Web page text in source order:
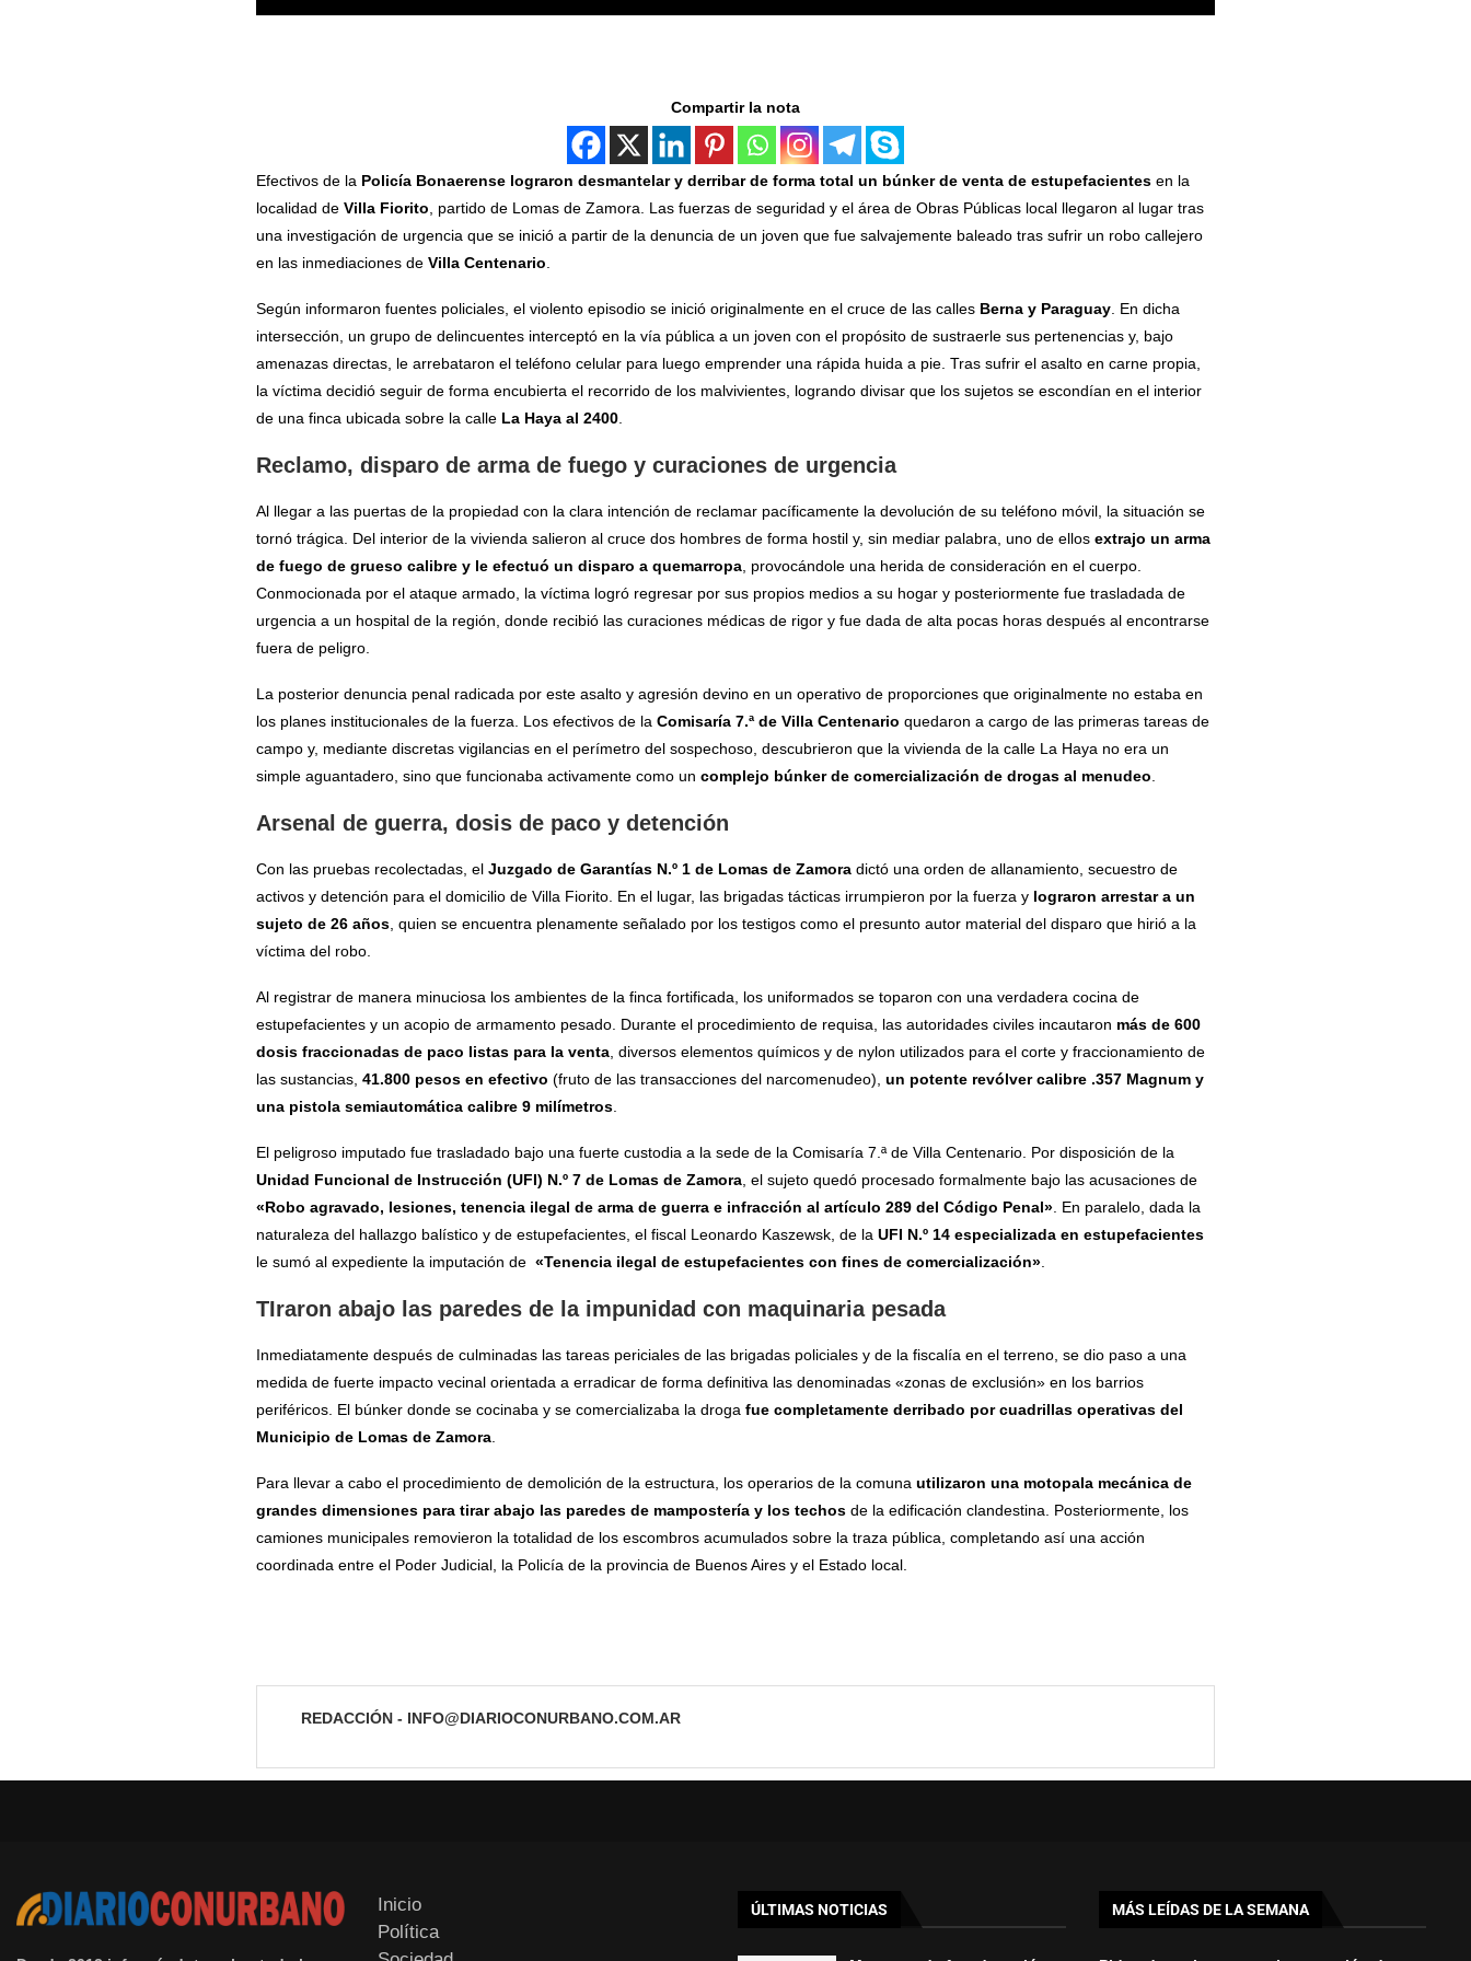
Compartir la nota
Efectivos de la Policía Bonaerense lograron desmantelar y derribar de forma total un búnker de venta de estupefacientesen la
localidad de Villa Fiorito , partido de Lomas de Zamora. Las fuerzas de seguridad y el área de Obras Públicas local llegaron al lugar tras
una investigación de urgencia que se inició a partir de la denuncia de un joven que fue salvajemente baleado tras sufrir un robo callejero
en las inmediaciones de Villa Centenario
Según informaron fuentes policiales, el violento episodio se inició originalmente en el cruce de las calles Berna y Paraguay. En dicha
intersección, un grupo de delincuentes interceptó en la vía pública a un joven con el propósito de sustraerle sus pertenencias y, bajo
amenazas directas, le arrebataron el teléfono celular para luego emprender una rápida huida a pie. Tras sufrir el asalto en carne propia,
la víctima decidió seguir de forma encubierta el recorrido de los malvivientes, logrando divisar que los sujetos se escondían en el interior
de una finca ubicada sobre la calle La Haya al 2400.
Reclamo, disparo de arma de fuego y curaciones de urgencia
Al llegar a las puertas de la propiedad con la clara intención de reclamar pacíficamente la devolución de su teléfono móvil, la situación se
tornó trágica. Del interior de la vivienda salieron al cruce dos hombres de forma hostil y, sin mediar palabra, uno de ellos extrajo un arma
de fuego de grueso calibre y le efectuó un disparo a quemarropa, provocándole una herida de consideración en el cuerpo.
Conmocionada por el ataque armado, la víctima logró regresar por sus propios medios a su hogar y posteriormente fue trasladada de
urgencia a un hospital de la región, donde recibió las curaciones médicas de rigor y fue dada de alta pocas horas después al encontrarse
fuera de peligro.
La posterior denuncia penal radicada por este asalto y agresión devino en un operativo de proporciones que originalmente no estaba en
los planes institucionales de la fuerza. Los efectivos de la Comisaría 7.ª de Villa Centenario quedaron a cargo de las primeras tareas de
campo y, mediante discretas vigilancias en el perímetro del sospechoso, descubrieron que la vivienda de la calle La Haya no era un
simple aguantadero, sino que funcionaba activamente como un complejo búnker de comercialización de drogas al menudeo
Arsenal de guerra, dosis de paco y detención
Con las pruebas recolectadas, el Juzgado de Garantías N.º 1 de Lomas de Zamoradictó una orden de allanamiento, secuestro de
activos y detención para el domicilio de Villa Fiorito. En el lugar, las brigadas tácticas irrumpieron por la fuerza y lograron arrestar a un
sujeto de 26 años, quien se encuentra plenamente señalado por los testigos como el presunto autor material del disparo que hirió a la
víctima del robo.
Al registrar de manera minuciosa los ambientes de la finca fortificada, los uniformados se toparon con una verdadera cocina de
estupefacientes y un acopio de armamento pesado. Durante el procedimiento de requisa, las autoridades civiles incautaron más de 600
dosis fraccionadas de paco listas para la venta, diversos elementos químicos y de nylon utilizados para el corte y fraccionamiento de
las sustancias, 41.800 pesos en efectivo (fruto de las transacciones del narcomenudeo), un potente revólver calibre .357 Magnum y
una pistola semiautomática calibre 9 milímetros.
El peligroso imputado fue trasladado bajo una fuerte custodia a la sede de la Comisaría 7.ª de Villa Centenario. Por disposición de la
Unidad Funcional de Instrucción (UFI) N.º 7 de Lomas de Zamora, el sujeto quedó procesado formalmente bajo las acusaciones de
«Robo agravado, lesiones, tenencia ilegal de arma de guerra e infracción al artículo 289 del Código Penal». En paralelo, dada la
naturaleza del hallazgo balístico y de estupefacientes, el fiscal Leonardo Kaszewsk, de la UFI N.º 14 especializada en estupefacientes
le sumó al expediente la imputación de «Tenencia ilegal de estupefacientes con fines de comercialización».
TIraron abajo las paredes de la impunidad con maquinaria pesada
Inmediatamente después de culminadas las tareas periciales de las brigadas policiales y de la fiscalía en el terreno, se dio paso a una
medida de fuerte impacto vecinal orientada a erradicar de forma definitiva las denominadas «zonas de exclusión» en los barrios
periféricos. El búnker donde se cocinaba y se comercializaba la droga fue completamente derribado por cuadrillas operativas del
Municipio de Lomas de Zamora.
Para llevar a cabo el procedimiento de demolición de la estructura, los operarios de la comuna utilizaron una motopala mecánica de
grandes dimensiones para tirar abajo las paredes de mampostería y los techosde la edificación clandestina. Posteriormente, los
camiones municipales removieron la totalidad de los escombros acumulados sobre la traza pública, completando así una acción
coordinada entre el Poder Judicial, la Policía de la provincia de Buenos Aires y el Estado local.
REDACCIÓN - INFO@DIARIOCONURBANO.COM.AR
Inicio
Política
ÚLTIMAS NOTICIAS MÁS LEÍDAS DE LA SEMANA